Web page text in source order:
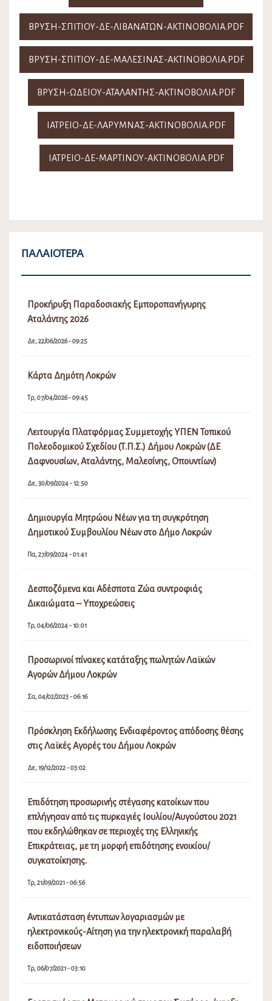
ΒΡΥΣΗ-ΣΠΙΤΙΟΥ-ΔΕ-ΛΙΒΑΝΑΤΩΝ-ΑΚΤΙΝΟΒΟΛΙΑ.PDF
ΒΡΥΣΗ-ΣΠΙΤΙΟΥ-ΔΕ-ΜΑΛΕΣΙΝΑΣ-ΑΚΤΙΝΟΒΟΛΙΑ.PDF
ΒΡΥΣΗ-ΩΔΕΙΟΥ-ΑΤΑΛΑΝΤΗΣ-ΑΚΤΙΝΟΒΟΛΙΑ.PDF
ΙΑΤΡΕΙΟ-ΔΕ-ΛΑΡΥΜΝΑΣ-ΑΚΤΙΝΟΒΟΛΙΑ.PDF
ΙΑΤΡΕΙΟ-ΔΕ-ΜΑΡΤΙΝΟΥ-ΑΚΤΙΝΟΒΟΛΙΑ.PDF
ΠΑΛΑΙΌΤΕΡΑ
Προκήρυξη Παραδοσιακής Εμποροπανήγυρης
Αταλάντης 2026
Δε, 22/06/2026 - 09:25
Κάρτα Δημότη Λοκρών
Τρ, 07/04/2026 - 09:45
Λειτουργία Πλατφόρμας Συμμετοχής ΥΠΕΝ Τοπικού
Πολεοδομικού Σχεδίου (Τ.Π.Σ.) Δήμου Λοκρών (ΔΕ
Δαφνουσίων, Αταλάντης, Μαλεσίνης, Οπουντίων)
Δε, 30/09/2024 - 12:50
Δημιουργία Μητρώου Νέων για τη συγκρότηση
Δημοτικού Συμβουλίου Νέων στο Δήμο Λοκρών
Πα, 27/09/2024 - 01:41
Δεσποζόμενα και Αδέσποτα Ζώα συντροφιάς
Δικαιώματα – Υποχρεώσεις
Τρ, 04/06/2024 - 10:01
Προσωρινοί πίνακες κατάταξης πωλητών Λαϊκών
Αγορών Δήμου Λοκρών
Σα, 04/02/2023 - 06:16
Πρόσκληση Εκδήλωσης Ενδιαφέροντος απόδοσης θέσης
στις Λαϊκές Αγορές του Δήμου Λοκρών
Δε, 19/12/2022 - 03:02
Επιδότηση προσωρινής στέγασης κατοίκων που
επλήγησαν από τις πυρκαγιές Ιουλίου/Αυγούστου 2021
που εκδηλώθηκαν σε περιοχές της Ελληνικής
Επικράτειας, με τη μορφή επιδότησης ενοικίου/
συγκατοίκησης.
Τρ, 21/09/2021 - 06:56
Αντικατάσταση έντυπων λογαριασμών με
ηλεκτρονικούς-Αίτηση για την ηλεκτρονική παραλαβή
ειδοποιήσεων
Τρ, 06/07/2021 - 03:10